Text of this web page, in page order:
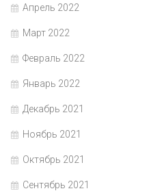
Апрель 2022
Март 2022
Февраль 2022
Январь 2022
Декабрь 2021
Ноябрь 2021
Октябрь 2021
Сентябрь 2021